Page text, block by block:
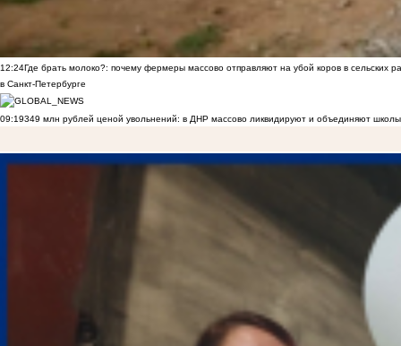
12:24Где брать молоко?: почему фермеры массово отправляют на убой коров в сельских
в Санкт-Петербурге
09:19349 млн рублей ценой увольнений: в ДНР массово ликвидируют и объединяют